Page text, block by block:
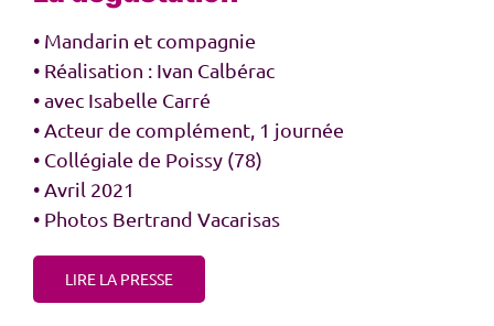
• Mandarin et compagnie
• Réalisation : Ivan Calbérac
• avec Isabelle Carré
• Acteur de complément, 1 journée
• Collégiale de Poissy (78)
• Avril 2021
• Photos Bertrand Vacarisas
LIRE LA PRESSE